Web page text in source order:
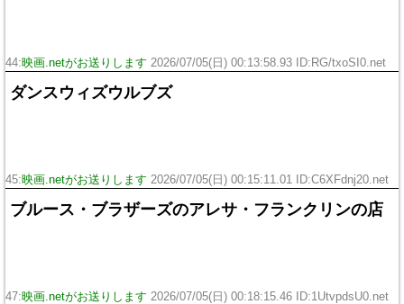
44:映画.netがお送りします 2026/07/05(日) 00:13:58.93 ID:RG/txoSI0.net
ダンスウィズウルブズ
45:映画.netがお送りします 2026/07/05(日) 00:15:11.01 ID:C6XFdnj20.net
ブルース・ブラザーズのアレサ・フランクリンの店
47:映画.netがお送りします 2026/07/05(日) 00:18:15.46 ID:1UtvpdsU0.net